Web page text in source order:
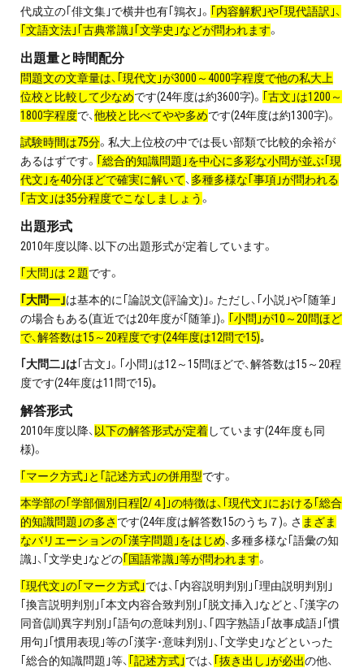
代成立の｢俳文集｣で横井也有｢鶉衣｣。
｢内容解釈｣や｢現代語訳｣、
｢文語文法｣｢古典常識｣｢文学史｣などが問われます。
出題量と時間配分
問題文の文章量は、｢現代文｣が3000～4000字程度で他の私大上
位校と比較して少なめです(24年度は約3600字)。
｢古文｣は1200～
1800字程度で、他校と比べてやや多めです(24年度は約1300字)。
試験時間は75分。私大上位校の中では長い部類で比較的余裕が
あるはずです。
｢総合的知識問題｣を中心に多彩な小問が並ぶ｢現
代文｣を40分ほどで確実に解いて、 多種多様な｢事項｣が問われる
｢古文｣は35分程度でこなしましょう。
出題形式
2010年度以降、以下の出題形式が定着しています。
｢大問｣は２題です。
｢大問一｣は基本的に｢論説文(評論文)｣。ただし、｢小説｣や｢随筆｣
の場合もある(直近では20年度が｢随筆｣)。
｢小問｣が10～20問ほど
で、解答数は15～20程度です(24年度は12問で15)｡
｢大問二｣は ｢古文｣。｢小問｣は12～15問ほどで、解答数は15～20程
度です(24年度は11問で15)｡
解答形式
2010年度以降、 以下の解答形式が定着しています(24年度も同
様)。
｢マーク方式｣と｢記述方式｣の併用型です。
本学部の｢学部個別日程[2/４]｣の特徴は、｢現代文｣における｢総合
的知識問題｣の多さ です(24年度は解答数15のうち７)。さ まざま
なバリエーションの｢漢字問題｣をはじめ、多種多様な｢語彙の知
識｣、｢文学史｣などの ｢国語常識｣等が問われます。
｢現代文｣の｢マーク方式｣では、｢内容説明判別｣｢理由説明判別｣
｢換言説明判別｣｢本文内容合致判別｣｢脱文挿入｣などと、｢漢字の
同音(訓)異字判別｣｢語句の意味判別｣、｢四字熟語｣｢故事成語｣｢慣
用句｣｢慣用表現｣等の｢漢字･意味判別｣、｢文学史｣などといった
｢総合的知識問題｣等、
｢記述方式｣では、 ｢抜き出し｣が必出の他、